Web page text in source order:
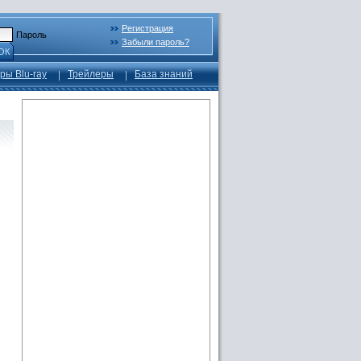
Пароль
Регистрация
Забыли пароль?
Blu-ray Трейлеры База знаний